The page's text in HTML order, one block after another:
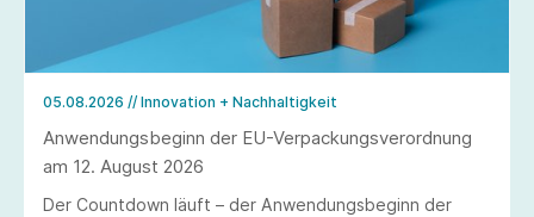
05.08.2026 // Innovation + Nachhaltigkeit
Anwendungsbeginn der EU-Verpackungsverordnung
am 12. August 2026
Der Countdown läuft – der Anwendungsbeginn der